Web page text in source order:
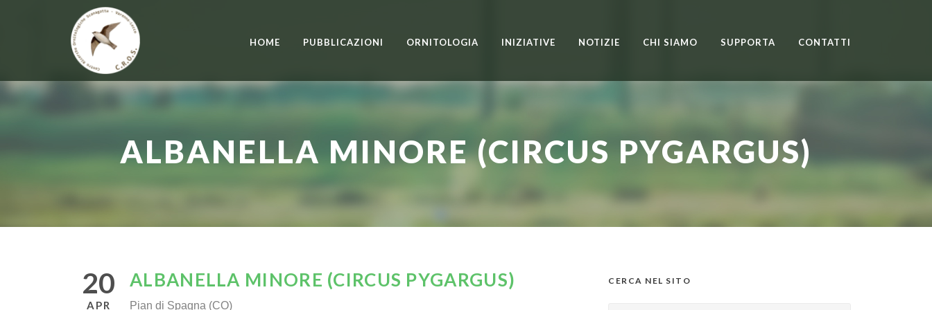
HOME PUBBLICAZIONI ORNITOLOGIA INIZIATIVE NOTIZIE CHI SIAMO SUPPORTA CONTATTI
ALBANELLA MINORE (CIRCUS PYGARGUS)
20
APR
ALBANELLA MINORE (CIRCUS PYGARGUS)
Pian di Spagna (CO)
CERCA NEL SITO